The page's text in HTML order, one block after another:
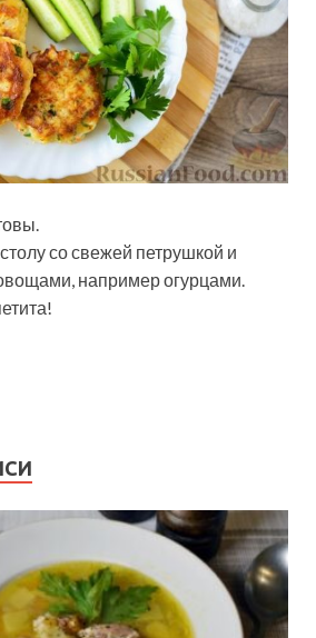
со свежей петрушкой и
например огурцами.